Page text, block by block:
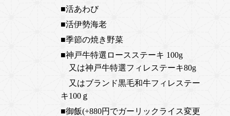
■活あわび
■活伊勢海老
■季節の焼き野菜
■神戸牛特選ロースステーキ 100g
又は神戸牛特選フィレステーキ80g
又はブランド黒毛和牛フィレステー
キ100ｇ
■御飯(+880円でガーリックライス変更